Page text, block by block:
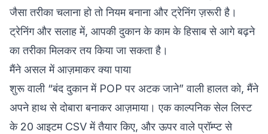
जैसा तरीका चलाना हो तो नियम बनाना और ट्रेनिंग ज़रूरी है।
ट्रेनिंग और सलाहमें, आपकी दुकान के काम के हिसाब से आगे बढ़ने
का तरीका मिलकर तय किया जा सकता है।
मैंने असल में आज़माकर क्या पाया
शुरू वाली “बंद दुकान में POP पर अटक जाने” वाली हालत को, मैंने
अपने हाथ से दोबारा बनाकर आज़माया। एक काल्पनिक सेल लिस्ट
के 20 आइटम CSV में तैयार किए, और ऊपर वाले प्रॉम्प्ट से